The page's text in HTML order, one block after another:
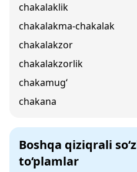
chakalaklik
chakalakma-chakalak
chakalakzor
chakalakzorlik
chakamug‘
chakana
Boshqa qiziqrali
to‘plamlar